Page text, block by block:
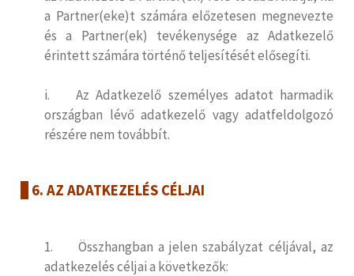
a Partner(eke)t számára előzetesen megnevezte
és a Partner(ek) tevékenysége az Adatkezelő
érintett számára történő teljesítését elősegíti.
i. Az Adatkezelő személyes adatot harmadik
országban lévő adatkezelő vagy adatfeldolgozó
részére nem továbbít.
6. AZ ADATKEZELÉS CÉLJAI
1. Összhangban a jelen szabályzat céljával, az
adatkezelés céljai a következők: